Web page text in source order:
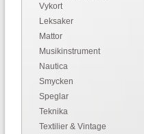
Vykort
Leksaker
Mattor
Musikinstrument
Nautica
Smycken
Speglar
Teknika
Textilier & Vintage